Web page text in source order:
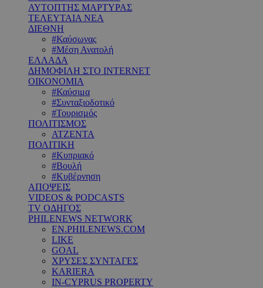
ΑΥΤΟΠΤΗΣ ΜΑΡΤΥΡΑΣ
ΤΕΛΕΥΤΑΙΑ ΝΕΑ
ΔΙΕΘΝΗ
#Καύσωνας
#Μέση Ανατολή
ΕΛΛΑΔΑ
ΔΗΜΟΦΙΛΗ ΣΤΟ INTERNET
ΟΙΚΟΝΟΜΙΑ
#Καύσιμα
#Συνταξιοδοτικό
#Τουρισμός
ΠΟΛΙΤΙΣΜΟΣ
ΑΤΖΕΝΤΑ
ΠΟΛΙΤΙΚΗ
#Κυπριακό
#Βουλή
#Κυβέρνηση
ΑΠΟΨΕΙΣ
VIDEOS & PODCASTS
TV ΟΔΗΓΟΣ
PHILENEWS NETWORK
EN.PHILENEWS.COM
LIKE
GOAL
ΧΡΥΣΕΣ ΣΥΝΤΑΓΕΣ
KARIERA
IN-CYPRUS PROPERTY